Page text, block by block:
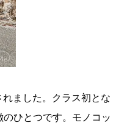
ました。クラス初とな
ひとつです。モノコッ